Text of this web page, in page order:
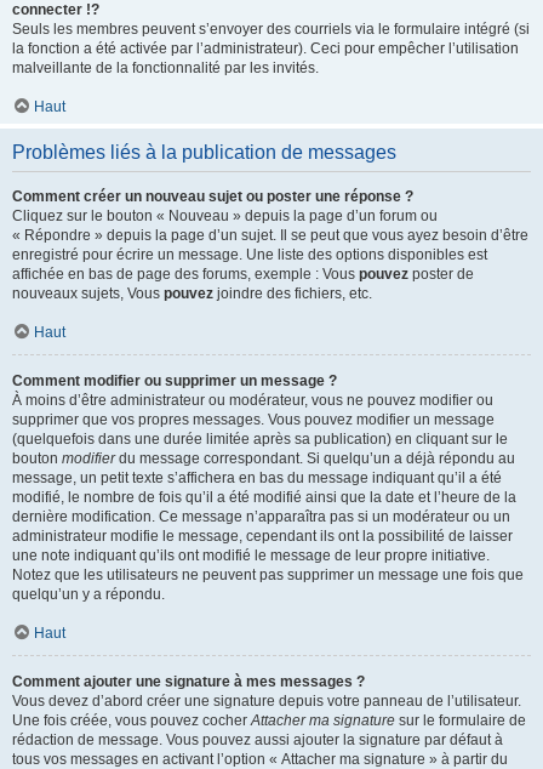
connecter !?
Seuls les membres peuvent s’envoyer des courriels via le formulaire intégré (si
la fonction a été activée par l’administrateur). Ceci pour empêcher l’utilisation
malveillante de la fonctionnalité par les invités.
Haut
Problèmes liés à la publication de messages
Comment créer un nouveau sujet ou poster une réponse ?
Cliquez sur le bouton « Nouveau » depuis la page d’un forum ou
« Répondre » depuis la page d’un sujet. Il se peut que vous ayez besoin d’être
enregistré pour écrire un message. Une liste des options disponibles est
affichée en bas de page des forums, exemple : Vous pouvez poster de
nouveaux sujets, Vous pouvez joindre des fichiers, etc.
Haut
Comment modifier ou supprimer un message ?
À moins d’être administrateur ou modérateur, vous ne pouvez modifier ou
supprimer que vos propres messages. Vous pouvez modifier un message
(quelquefois dans une durée limitée après sa publication) en cliquant sur le
bouton modifierdu message correspondant. Si quelqu’un a déjà répondu au
message, un petit texte s’affichera en bas du message indiquant qu’il a été
modifié, le nombre de fois qu’il a été modifié ainsi que la date et l’heure de la
dernière modification. Ce message n’apparaîtra pas si un modérateur ou un
administrateur modifie le message, cependant ils ont la possibilité de laisser
une note indiquant qu’ils ont modifié le message de leur propre initiative.
Notez que les utilisateurs ne peuvent pas supprimer un message une fois que
quelqu’un y a répondu.
Haut
Comment ajouter une signature à mes messages ?
Vous devez d’abord créer une signature depuis votre panneau de l’utilisateur.
Une fois créée, vous pouvez cocherAttacher ma signature sur le formulaire de
rédaction de message. Vous pouvez aussi ajouter la signature par défaut à
tous vos messages en activant l’option « Attacher ma signature » à partir du